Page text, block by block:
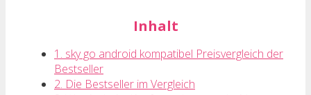
Inhalt
1. sky go android kompatibel Preisvergleich der
Bestseller
2. Die Bestseller im Vergleich